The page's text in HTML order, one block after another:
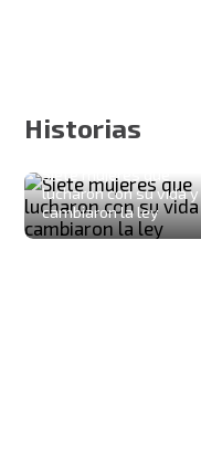
Historias
Siete mujeres que
lucharon con su vida y
cambiaron la ley